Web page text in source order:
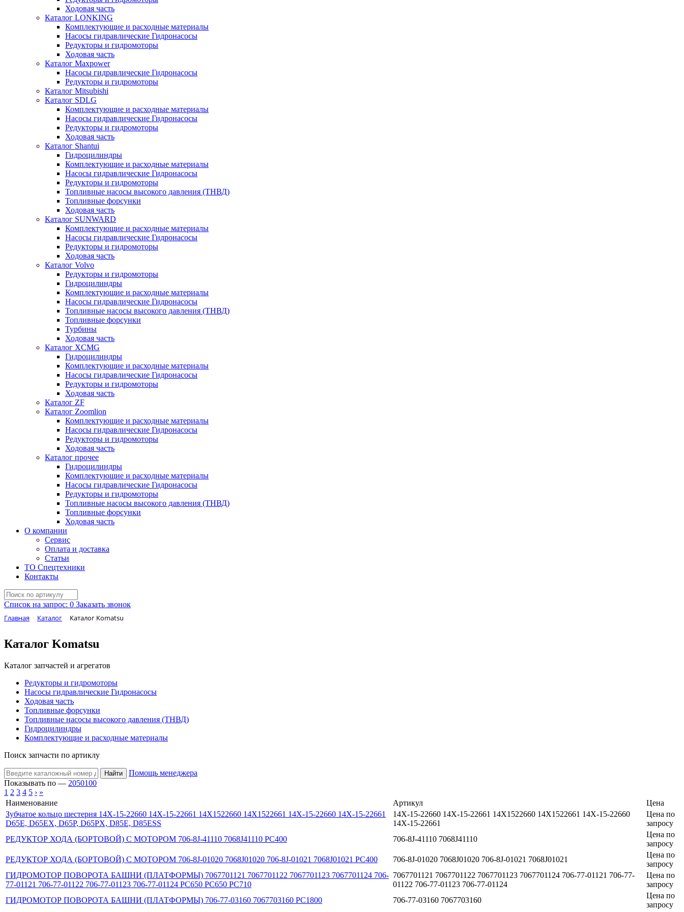
Ходовая часть
Каталог LONKING
Комплектующие и расходные материалы
Насосы гидравлические Гидронасосы
Редукторы и гидромоторы
Ходовая часть
Каталог Maxpower
Насосы гидравлические Гидронасосы
Редукторы и гидромоторы
Каталог Mitsubishi
Каталог SDLG
Комплектующие и расходные материалы
Насосы гидравлические Гидронасосы
Редукторы и гидромоторы
Ходовая часть
Каталог Shantui
Гидроцилиндры
Комплектующие и расходные материалы
Насосы гидравлические Гидронасосы
Редукторы и гидромоторы
Топливные насосы высокого давления (ТНВД)
Топливные форсунки
Ходовая часть
Каталог SUNWARD
Комплектующие и расходные материалы
Насосы гидравлические Гидронасосы
Редукторы и гидромоторы
Ходовая часть
Каталог Volvo
Редукторы и гидромоторы
Гидроцилиндры
Комплектующие и расходные материалы
Насосы гидравлические Гидронасосы
Топливные насосы высокого давления (ТНВД)
Топливные форсунки
Турбины
Ходовая часть
Каталог XCMG
Гидроцилиндры
Комплектующие и расходные материалы
Насосы гидравлические Гидронасосы
Редукторы и гидромоторы
Ходовая часть
Каталог ZF
Каталог Zoomlion
Комплектующие и расходные материалы
Насосы гидравлические Гидронасосы
Редукторы и гидромоторы
Ходовая часть
Каталог прочее
Гидроцилиндры
Комплектующие и расходные материалы
Насосы гидравлические Гидронасосы
Редукторы и гидромоторы
Топливные насосы высокого давления (ТНВД)
Топливные форсунки
Ходовая часть
О компании
Сервис
Оплата и доставка
Статьи
ТО Спецтехники
Контакты
Список на запрос: 0 Заказать звонок
Главная Каталог Каталог Komatsu
Каталог Komatsu
Каталог запчастей и агрегатов
Редукторы и гидромоторы
Насосы гидравлические Гидронасосы
Ходовая часть
Топливные форсунки
Топливные насосы высокого давления (ТНВД)
Гидроцилиндры
Комплектующие и расходные материалы
Поиск запчасти по артиклу
Найти
Помощь менеджера
Показывать по — 2050100
1 2 3 4 5 › »
Наименование
Артикул
Цена
Зубчатое кольцо шестерня 14X-15-22660 14X-15-22661 14X1522660 14X1522661 14Х-15-22660 14Х-15-22661
D65E, D65EX, D65P, D65PX, D85E, D85ESS
14X-15-22660 14X-15-22661 14X1522660 14X1522661 14Х-15-22660
14Х-15-22661
Цена по
запросу
РЕДУКТОР ХОДА (БОРТОВОЙ) С МОТОРОМ 706-8J-41110 7068J41110 PC400
706-8J-41110 7068J41110
Цена по
запросу
РЕДУКТОР ХОДА (БОРТОВОЙ) С МОТОРОМ 706-8J-01020 7068J01020 706-8J-01021 7068J01021 PC400
706-8J-01020 7068J01020 706-8J-01021 7068J01021
Цена по
запросу
ГИДРОМОТОР ПОВОРОТА БАШНИ (ПЛАТФОРМЫ) 7067701121 7067701122 7067701123 7067701124 706-
77-01121 706-77-01122 706-77-01123 706-77-01124 PC650 PC650 PC710
7067701121 7067701122 7067701123 7067701124 706-77-01121 706-77-
01122 706-77-01123 706-77-01124
Цена по
запросу
ГИДРОМОТОР ПОВОРОТА БАШНИ (ПЛАТФОРМЫ) 706-77-03160 7067703160 PC1800
706-77-03160 7067703160
Цена по
запросу